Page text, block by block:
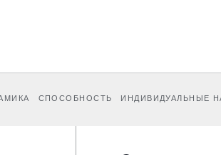
СПОСОБНОСТЬ ИНДИВИДУАЛЬНЫЕ